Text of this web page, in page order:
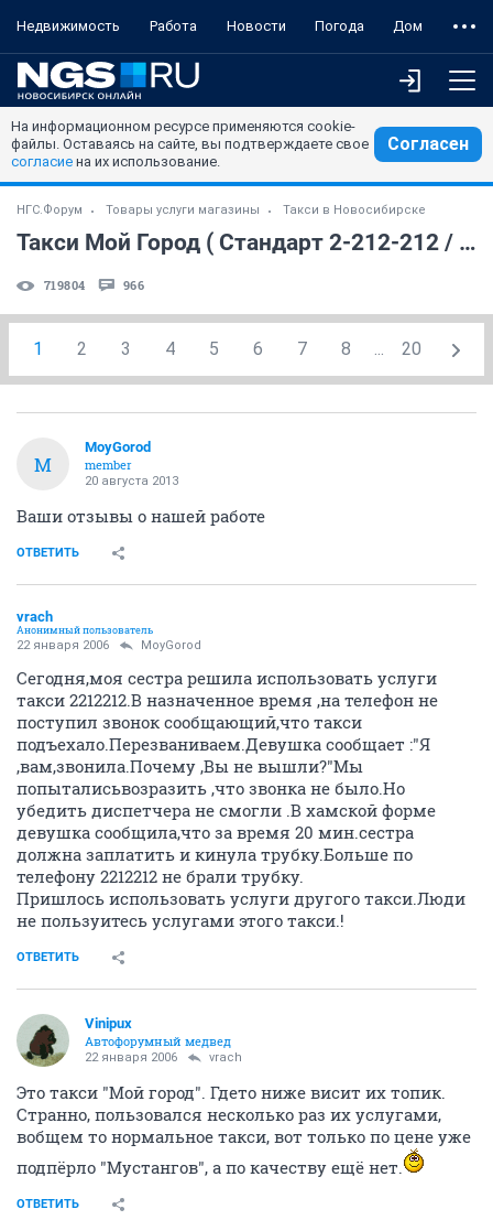
Недвижимость Работа Новости Погода Дом
На информационном ресурсе применяются cookie-
файлы. Оставаясь на сайте, вы подтверждаете свое
согласие на их использование.
Согласен
НГС.Форум Товары услуги магазины Такси в Новосибирске
Такси Мой Город ( Стандарт 2-212-212 / Комфорт 230-33-33)
719804 966
1 2 3 4 5 6 7 8 ... 20
M
MoyGorod
member
20 августа 2013
Ваши отзывы о нашей работе
ОТВЕТИТЬ
vrach
Анонимный пользователь
22 января 2006 MoyGorod
Сегодня,моя сестра решила использовать услуги
такси 2212212.В назначенное время ,на телефон не
поступил звонок сообщающий,что такси
подъехало.Перезваниваем.Девушка сообщает :"Я
,вам,звонила.Почему ,Вы не вышли?"Мы
попыталисьвозразить ,что звонка не было.Но
убедить диспетчера не смогли .В хамской форме
девушка сообщила,что за время 20 мин.сестра
должна заплатить и кинула трубку.Больше по
телефону 2212212 не брали трубку.
Пришлось использовать услуги другого такси.Люди
не пользуитесь услугами этого такси.!
ОТВЕТИТЬ
Vinipux
Автофорумный медвед
22 января 2006 vrach
Это такси "Мой город". Гдето ниже висит их топик.
Странно, пользовался несколько раз их услугами,
вобщем то нормальное такси, вот только по цене уже
подпёрло "Мустангов", а по качеству ещё нет.
ОТВЕТИТЬ